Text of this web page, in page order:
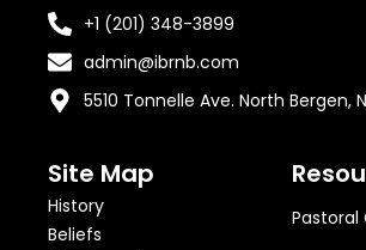
+1 (201) 348-3899
admin@ibrnb.com
5510 Tonnelle Ave. North Bergen,
Site Map
History
Beliefs